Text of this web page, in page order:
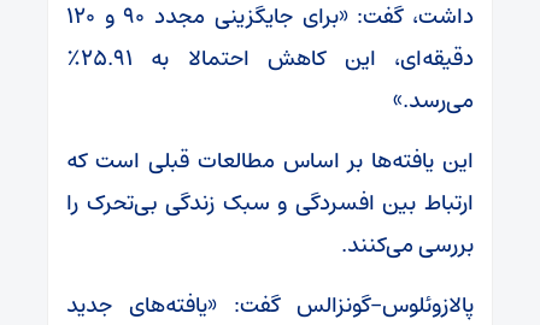
داشت، گفت: «برای جایگزینی مجدد ۹۰ و ۱۲۰
دقیقه‌ای، این کاهش احتمالا به ۲۵.۹۱٪
می‌رسد.»
این یافته‌ها بر اساس مطالعات قبلی است که
ارتباط بین افسردگی و سبک زندگی بی‌تحرک را
بررسی می‌کنند.
پالازوئلوس-گونزالس گفت: «یافته‌های جدید